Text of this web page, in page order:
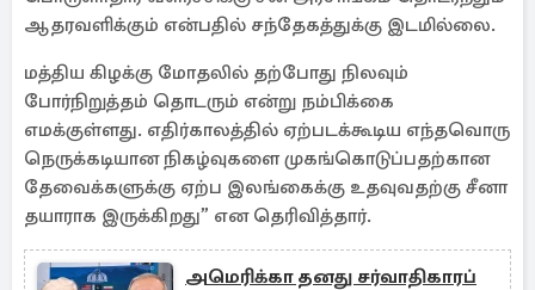
ஆதரவளிக்கும் என்பதில் சந்தேகத்துக்கு இடமில்லை.
மத்திய கிழக்கு மோதலில் தற்போது நிலவும்
போர்நிறுத்தம் தொடரும் என்று நம்பிக்கை
எமக்குள்ளது. எதிர்காலத்தில் ஏற்படக்கூடிய எந்தவொரு
நெருக்கடியான நிகழ்வுகளை முகங்கொடுப்பதற்கான
தேவைக்களுக்கு ஏற்ப இலங்கைக்கு உதவுவதற்கு சீனா
தயாராக இருக்கிறது” என தெரிவித்தார்.
அமெரிக்கா தனது சர்வாதிகாரப்